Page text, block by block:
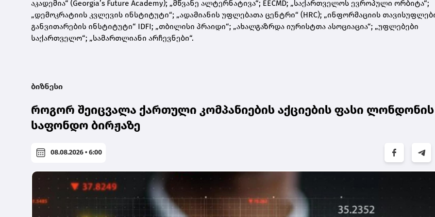
აკადემია“ (Georgia’s Future Academy); „მწვანე ალტერნატივა“; EECMD; „საქართველოს ევროპული ორბიტა“;
„დემოკრატიის კვლევის ინსტიტუტი“; „ადამიანის უფლებათა ცენტრი“ (HRC); „ინფორმაციის
განვითარების ინსტიტუტი“ IDFI; „თბილისი პრაიდი“; „ახალგაზრდა იურისტთა ასოციაცია“; „უფლებები
საქართველო“; „სამართლიანი არჩევნები“.
ბიზნესი
როგორ შეიცვალა ქართული კომპანიების აქციების ფასი ლონდონის
საფონდო ბირჟაზე
08.08.2026 • 6:00